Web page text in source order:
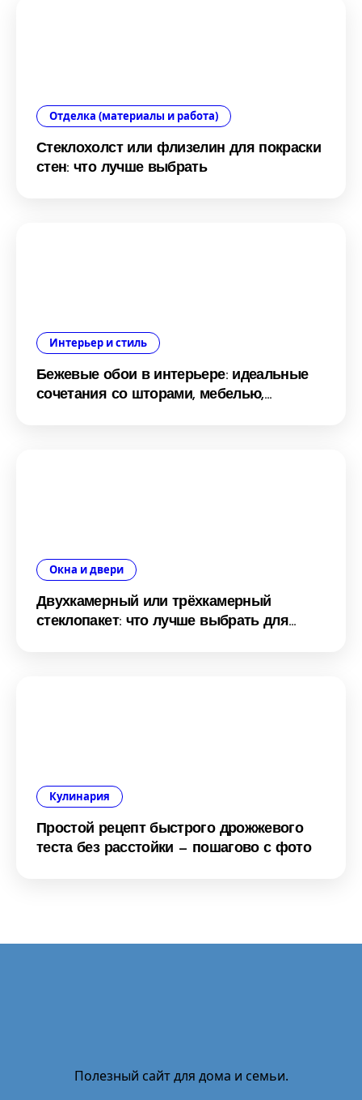
Отделка (материалы и работа)
Стеклохолст или флизелин для покраски
стен: что лучше выбрать
Интерьер и стиль
Бежевые обои в интерьере: идеальные
сочетания со шторами, мебелью,
Окна и двери
Двухкамерный или трёхкамерный
стеклопакет: что лучше выбрать для
Кулинария
Простой рецепт быстрого дрожжевого
теста без расстойки — пошагово с фото
Полезный сайт для дома и семьи.